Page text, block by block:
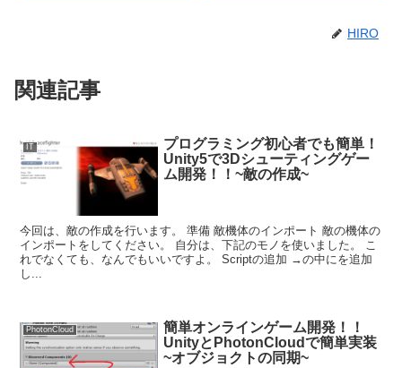
HIRO
関連記事
IT
プログラミング初心者でも簡単！
Unity5で3Dシューティングゲー
ム開発！！~敵の作成~
今回は、敵の作成を行います。 準備 敵機体のインポート 敵の機体の
インポートをしてください。 自分は、下記のモノを使いました。 こ
れでなくても、なんでもいいですよ。 Scriptの追加 →の中にを追加
し...
PhotonCloud
簡単オンラインゲーム開発！！
UnityとPhotonCloudで簡単実装
~オブジョクトの同期~